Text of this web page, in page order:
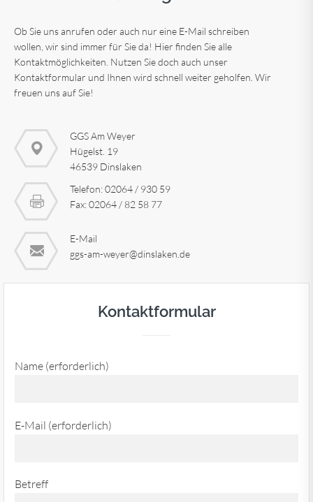
Ob Sie uns anrufen oder auch nur eine E-Mail schreiben
wollen, wir sind immer für Sie da! Hier finden Sie alle
Kontaktmöglichkeiten. Nutzen Sie doch auch unser
Kontaktformular und Ihnen wird schnell weiter geholfen. Wir
freuen uns auf Sie!
GGS Am Weyer
Hügelst. 19
46539 Dinslaken
Telefon: 02064 / 930 59
Fax: 02064 / 82 58 77
E-Mail
ggs-am-weyer@dinslaken.de
Kontaktformular
Name (erforderlich)
E-Mail (erforderlich)
Betreff